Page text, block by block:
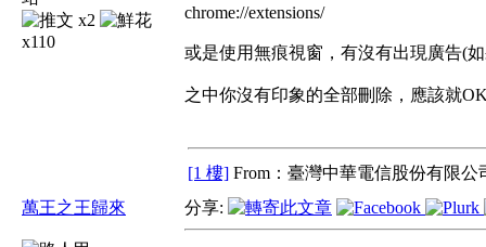
x2
x110
chrome://extensions/
或是使用無痕視窗，有沒有出現廣告(
之中你沒有印象的全部刪除，應該就
[1 樓] From：臺灣中華電信股份有限公
萬王之王歸來
分享: